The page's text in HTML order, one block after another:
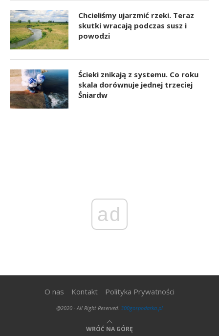
Chcieliśmy ujarzmić rzeki. Teraz
skutki wracają podczas susz i
powodzi
Ścieki znikają z systemu. Co roku
skala dorównuje jednej trzeciej
Śniardw
ad
O nas Kontakt Polityka Prywatności
@2020 - All Right Reserved. 300gospodarka.pl
WRÓĆ NA GÓRĘ